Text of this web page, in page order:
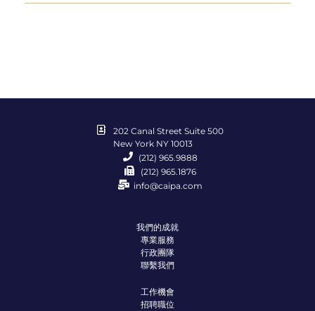
202 Canal Street Suite 500
New York NY 10013
(212) 965.9888
(212) 965.1876
info@caipa.com
我們的成就
專業服務
行政團隊
聯繫我們
工作機會
招聘職位